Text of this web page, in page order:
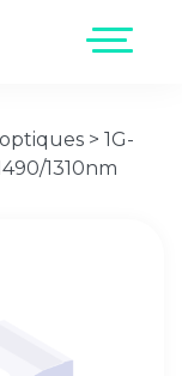
> 1G-
1310nm